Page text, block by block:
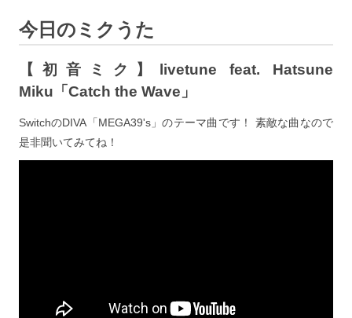
今日のミクうた
【初音ミク】livetune feat. Hatsune
Miku「Catch the Wave」
SwitchのDIVA「MEGA39's」のテーマ曲です！ 素敵な曲なので
是非聞いてみてね！